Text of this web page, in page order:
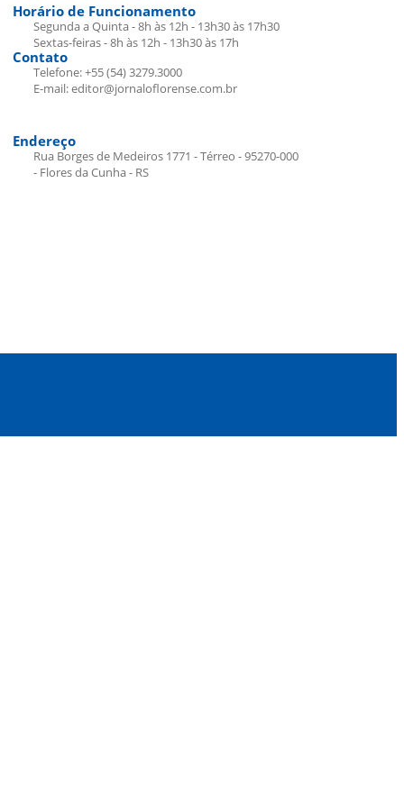
Horário de Funcionamento
Segunda a Quinta - 8h às 12h - 13h30 às 17h30
Sextas-feiras - 8h às 12h - 13h30 às 17h
Contato
Telefone: +55 (54) 3279.3000
E-mail: editor@jornaloflorense.com.br
Endereço
Rua Borges de Medeiros 1771 - Térreo - 95270-000
- Flores da Cunha - RS